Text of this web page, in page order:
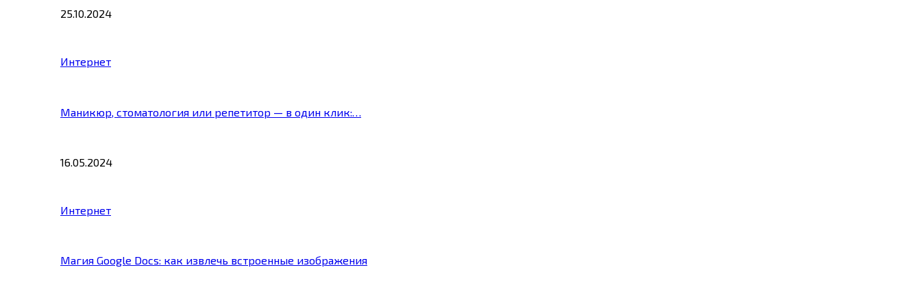
25.10.2024
Интернет
Маникюр, стоматология или репетитор — в один клик:…
16.05.2024
Интернет
Магия Google Docs: как извлечь встроенные изображения